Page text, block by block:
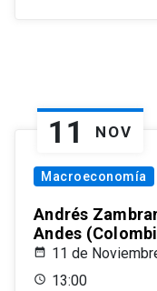
11 NOV
Macroeconomía
Andrés
Andes
11 de
13:00